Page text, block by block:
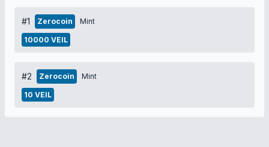
#1 Zerocoin Mint
10000 VEIL
#2 Zerocoin Mint
10 VEIL